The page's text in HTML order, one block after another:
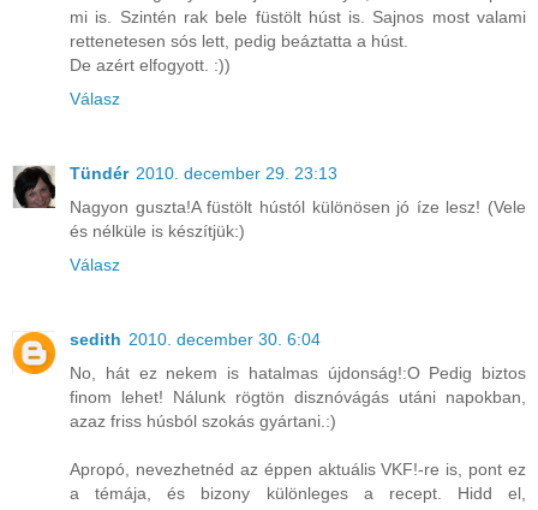
mi is. Szintén rak bele füstölt húst is. Sajnos most valami
rettenetesen sós lett, pedig beáztatta a húst.
De azért elfogyott. :))
Válasz
Tündér 2010. december 29. 23:13
Nagyon guszta!A füstölt hústól különösen jó íze lesz! (Vele
és nélküle is készítjük:)
Válasz
sedith 2010. december 30. 6:04
No, hát ez nekem is hatalmas újdonság!:O Pedig biztos
finom lehet! Nálunk rögtön disznóvágás utáni napokban,
azaz friss húsból szokás gyártani.:)
Apropó, nevezhetnéd az éppen aktuális VKF!-re is, pont ez
a témája, és bizony különleges a recept. Hidd el,